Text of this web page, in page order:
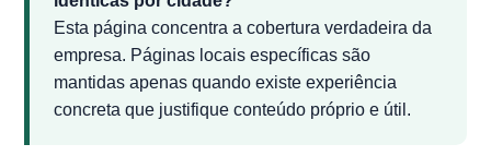
Esta página concentra a cobertura verdadeira da
empresa. Páginas locais específicas são
mantidas apenas quando existe experiência
concreta que justifique conteúdo próprio e útil.